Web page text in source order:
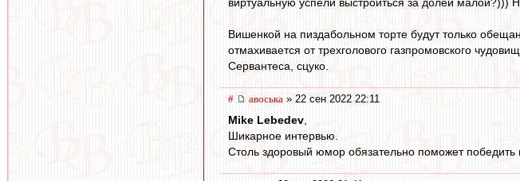
виртуальную успели выстроиться за долей малой?)))
Вишенкой на пиздабольном торте будут только
отмахивается от трехголового газпромовского
Сервантеса, сцуко.
# авоська » 22 сен 2022 22:11
Mike Lebedev
Шикарное интервью.
Столь здоровый юмор обязательно поможет победить